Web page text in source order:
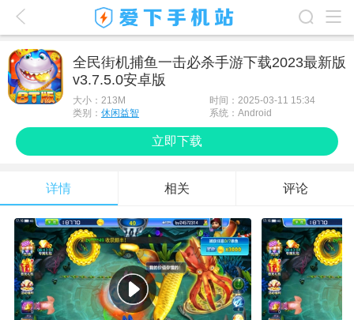
游戏排行榜
最新游戏
游戏攻略
全民街机捕鱼一击必杀手游下载2023最新版
v3.7.5.0安卓版
大小： 213M
时间：2025-03-11 15:34
类别： 休闲益智 系统：Android
立即下载
详情 相关 评论